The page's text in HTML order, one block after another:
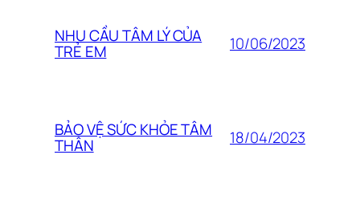
NHU CẦU TÂM LÝ CỦA
TRẺ EM 10/06/2023
BẢO VỆ SỨC KHỎE TÂM
THÂN 18/04/2023